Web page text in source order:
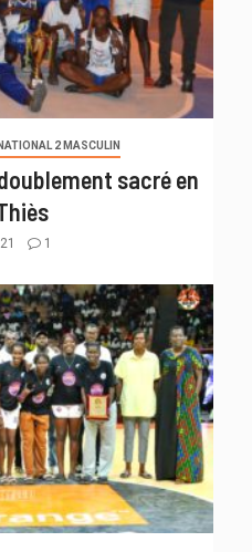
NATIONAL 2 MASCULIN
sacré en
1